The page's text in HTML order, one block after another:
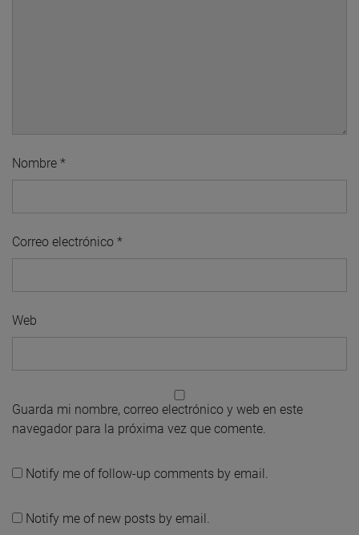
Nombre *
Correo electrónico *
Web
Guarda mi nombre, correo electrónico y web en este
navegador para la próxima vez que comente.
Notify me of follow-up comments by email.
Notify me of new posts by email.